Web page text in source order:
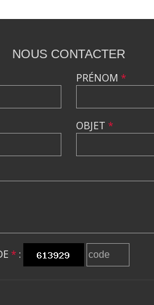
NOUS CONTACTER
PRÉNOM *
OBJET *
* :